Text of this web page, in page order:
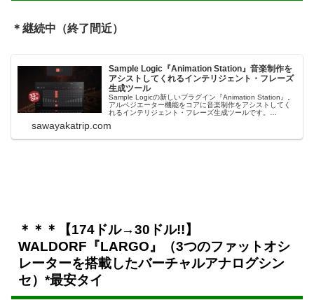
＊継続中（終了間近）
Sample Logic『Animation Station』音楽制作を
アシストしてくれるインテリジェント・フレーズ
生成ツール
Sample Logicの新しいプラグイン『Animation Station』。
アルペジエーター機能をコアに音楽制作をアシストしてく
れるインテリジェント・フレーズ生成ツールです。
リジェント・フレーズ生成ツールAnimation ...
sawayakatrip.com
＊＊＊【174ドル→30ドル!!】
WALDORF『LARGO』（3つのファットオシ
レーターを搭載したバーチャルアナログシン
セ）*最安タイ